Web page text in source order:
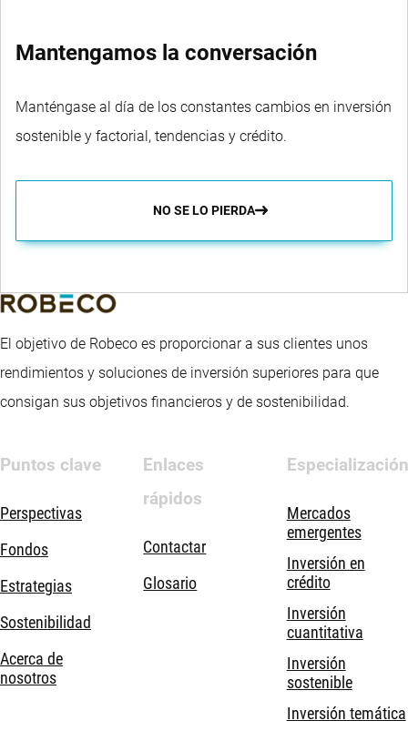
Mantengamos la conversación
Manténgase al día de los constantes cambios en inversión
sostenible y factorial, tendencias y crédito.
NO SE LO PIERDA
El objetivo de Robeco es proporcionar a sus clientes unos
rendimientos y soluciones de inversión superiores para que
consigan sus objetivos financieros y de sostenibilidad.
Puntos clave
Perspectivas
Fondos
Estrategias
Sostenibilidad
Acerca de
nosotros
Enlaces
rápidos
Contactar
Glosario
Especialización
Mercados
emergentes
Inversión en
crédito
Inversión
cuantitativa
Inversión
sostenible
Inversión temática